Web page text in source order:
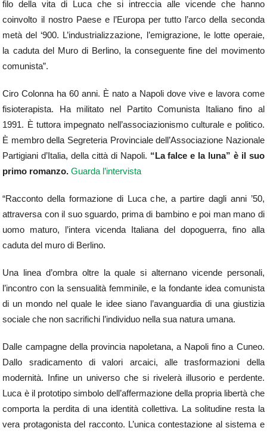
filo della vita di Luca che si intreccia alle vicende che hanno
coinvolto il nostro Paese e l’Europa per tutto l’arco della seconda
metà del ‘900. L’industrializzazione, l’emigrazione, le lotte operaie,
la caduta del Muro di Berlino, la conseguente fine del movimento
comunista”.
Ciro Colonna ha 60 anni. È nato a Napoli dove vive e lavora come
fisioterapista. Ha militato nel Partito Comunista Italiano fino al
1991. È tuttora impegnato nell’associazionismo culturale e politico.
È membro della Segreteria Provinciale dell’Associazione Nazionale
Partigiani d’Italia, della città di Napoli. “La falce e la luna” è il suo
primo romanzo.Guarda l’intervista
“Racconto della formazione di Luca che, a partire dagli anni ’50,
attraversa con il suo sguardo, prima di bambino e poi man mano di
uomo maturo, l’intera vicenda Italiana del dopoguerra, fino alla
caduta del muro di Berlino.
Una linea d’ombra oltre la quale si alternano vicende personali,
l’incontro con la sensualità femminile, e la fondante idea comunista
di un mondo nel quale le idee siano l’avanguardia di una giustizia
sociale che non sacrifichi l’individuo nella sua natura umana.
Dalle campagne della provincia napoletana, a Napoli fino a Cuneo.
Dallo sradicamento di valori arcaici, alle trasformazioni della
modernità. Infine un universo che si rivelerà illusorio e perdente.
Luca è il prototipo simbolo dell’affermazione della propria libertà che
comporta la perdita di una identità collettiva. La solitudine resta la
vera protagonista del racconto. L’unica contestazione al sistema e